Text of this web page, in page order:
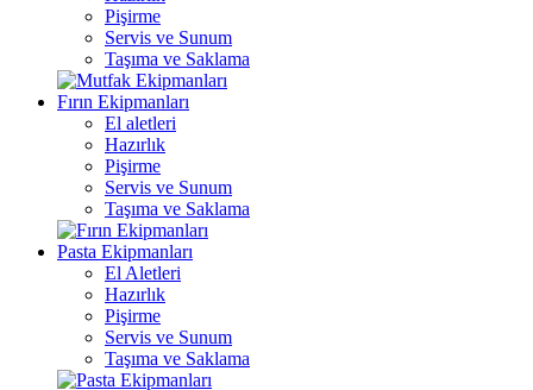
Pişirme
Servis ve Sunum
Taşıma ve Saklama
Fırın Ekipmanları
El aletleri
Hazırlık
Pişirme
Servis ve Sunum
Taşıma ve Saklama
Pasta Ekipmanları
El Aletleri
Hazırlık
Pişirme
Servis ve Sunum
Taşıma ve Saklama